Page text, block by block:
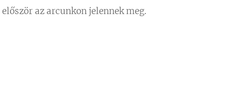
az arcunkon jelennek meg.